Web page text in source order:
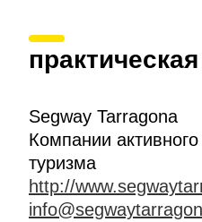
Segway Tarragona
Компании
туризма
http://